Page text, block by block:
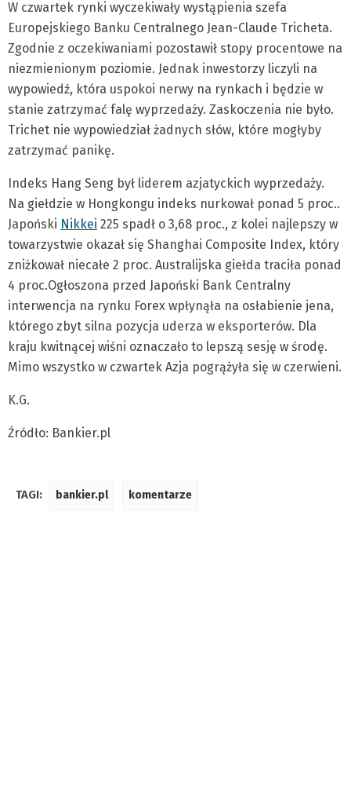
W czwartek rynki wyczekiwały wystąpienia szefa
Europejskiego Banku Centralnego Jean-Claude Tricheta.
Zgodnie z oczekiwaniami pozostawił stopy procentowe na
niezmienionym poziomie. Jednak inwestorzy liczyli na
wypowiedź, która uspokoi nerwy na rynkach i będzie w
stanie zatrzymać falę wyprzedaży. Zaskoczenia nie było.
Trichet nie wypowiedział żadnych słów, które mogłyby
zatrzymać panikę.
Indeks Hang Seng był liderem azjatyckich wyprzedaży.
Na giełdzie w Hongkongu indeks nurkował ponad 5 proc..
Japoński Nikkei 225 spadł o 3,68 proc., z kolei najlepszy w
towarzystwie okazał się Shanghai Composite Index, który
zniżkował niecałe 2 proc. Australijska giełda traciła ponad
4 proc.Ogłoszona przed Japoński Bank Centralny
interwencja na rynku Forex wpłynąła na osłabienie jena,
którego zbyt silna pozycja uderza w eksporterów. Dla
kraju kwitnącej wiśni oznaczało to lepszą sesję w środę.
Mimo wszystko w czwartek Azja pogrążyła się w czerwieni.
K.G.
Źródło: Bankier.pl
TAGI: bankier.pl komentarze